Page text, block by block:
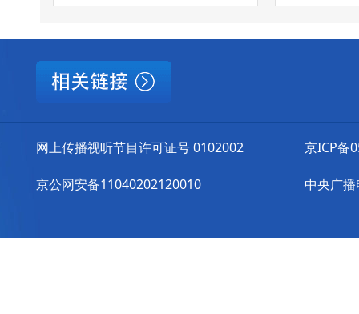
网上传播视听节目许可证号 0102002
京公网安备11040202120010
京ICP备
中央广